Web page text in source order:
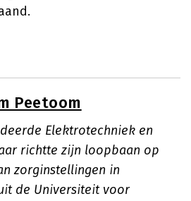
Peetoom
Elektrotechniek en
richtte zijn loopbaan op
zorginstellingen in
de Universiteit voor